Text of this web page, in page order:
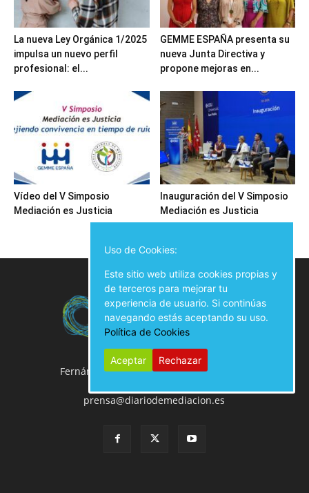
La nueva Ley Orgánica 1/2025
impulsa un nuevo perfil
profesional: el...
GEMME ESPAÑA presenta su
nueva Junta Directiva y
propone mejoras en...
Vídeo del V Simposio
Mediación es Justicia
Inauguración del V Simposio
Mediación es Justicia
Fernán González, 50 Local, 28009 Madrid
prensa@diariodemediacion.es
Uso de Cookies:
Este sitio web utiliza cookies propias y
de terceros para mejorar tu
experiencia de usuario. Si continúas
navegando estás aceptando su uso.
Política de Cookies
Aceptar Rechazar